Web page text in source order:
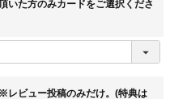
いた方のみカードをご選択くださ
レビュー投稿のみだけ。(特典は